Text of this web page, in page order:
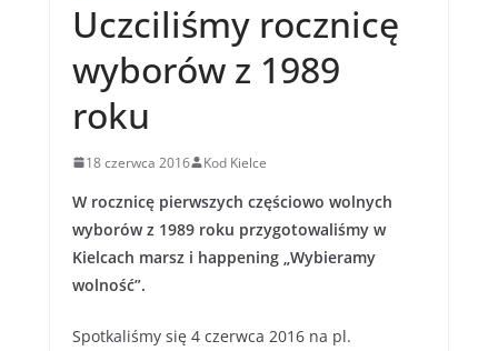
Uczciliśmy rocznicę
wyborów z 1989
roku
18 czerwca 2016 Kod Kielce
W rocznicę pierwszych częściowo wolnych
wyborów z 1989 roku przygotowaliśmy w
Kielcach marsz i happening „Wybieramy
wolność”.
Spotkaliśmy się 4 czerwca 2016 na pl.